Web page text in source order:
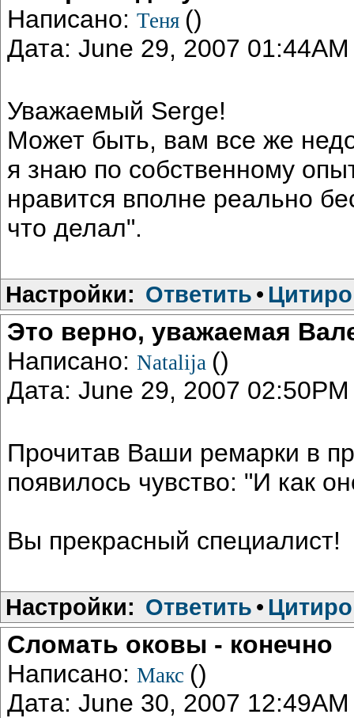
Написано: Теня ()
Дата: June 29, 2007 01:44AM
Уважаемый Serge!
Может быть, вам все же
я знаю по собственному
нравится вполне реально
что делал".
Настройки: Ответить •
Это верно, уважаемая
Написано: Natalija ()
Дата: June 29, 2007 02:50PM
Прочитав Ваши ремарки в
появилось чувство: "И как
Вы прекрасный специалист!
Настройки: Ответить •
Сломать оковы - конечно
Написано: Макс ()
Дата: June 30, 2007 12:49AM